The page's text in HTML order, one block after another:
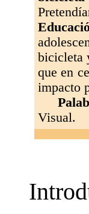
bicicleta
que en
impacto
Visual.